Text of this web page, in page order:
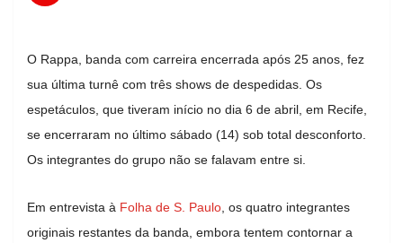
O Rappa, banda com carreira encerrada após 25 anos, fez
sua última turnê com três shows de despedidas. Os
espetáculos, que tiveram início no dia 6 de abril, em Recife,
se encerraram no último sábado (14) sob total desconforto.
Os integrantes do grupo não se falavam entre si.
Em entrevista à Folha de S. Paulo , os quatro integrantes
originais restantes da banda, embora tentem contornar a